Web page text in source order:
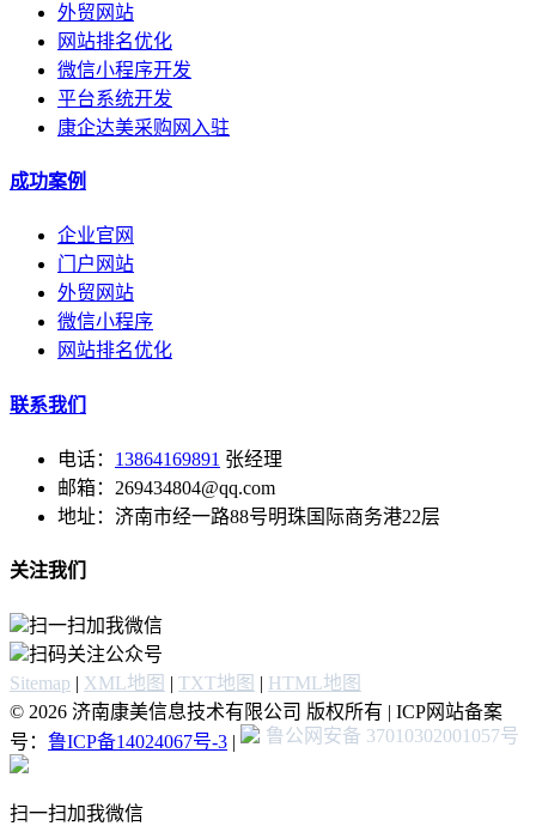
外贸网站
网站排名优化
微信小程序开发
平台系统开发
康企达美采购网入驻
成功案例
企业官网
门户网站
外贸网站
微信小程序
网站排名优化
联系我们
电话： 13864169891 张经理
邮箱：269434804@qq.com
地址：济南市经一路88号明珠国际商务港22层
关注我们
扫一扫加我微信
扫码关注公众号
Sitemap | XML地图 | TXT地图 | HTML地图
© 2026 济南康美信息技术有限公司 版权所有 | ICP网站备案
号： 鲁ICP备14024067号-3 | 鲁公网安备 37010302001057号
扫一扫加我微信